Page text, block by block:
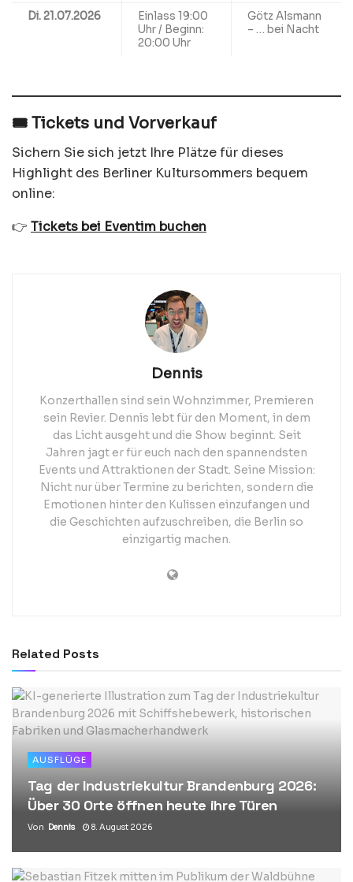
Di. 21.07.2026
Einlass 19:00
Uhr / Beginn:
20:00 Uhr
Götz Alsmann
– … bei Nacht
🎟️ Tickets und Vorverkauf
Sichern Sie sich jetzt Ihre Plätze für dieses
Highlight des Berliner Kultursommers bequem
online:
👉 Tickets bei Eventim buchen
Dennis
Konzerthallen sind sein Wohnzimmer, Premieren
sein Revier. Dennis lebt für den Moment, in dem
das Licht ausgeht und die Show beginnt. Seit
Jahren jagt er für euch nach den spannendsten
Events und Attraktionen der Stadt. Seine Mission:
Nicht nur über Termine zu berichten, sondern die
Emotionen hinter den Kulissen einzufangen und
die Geschichten aufzuschreiben, die Berlin so
einzigartig machen.
Related Posts
AUSFLÜGE
Tag der Industriekultur Brandenburg 2026:
Über 30 Orte öffnen heute ihre Türen
Von Dennis 8. August 2026